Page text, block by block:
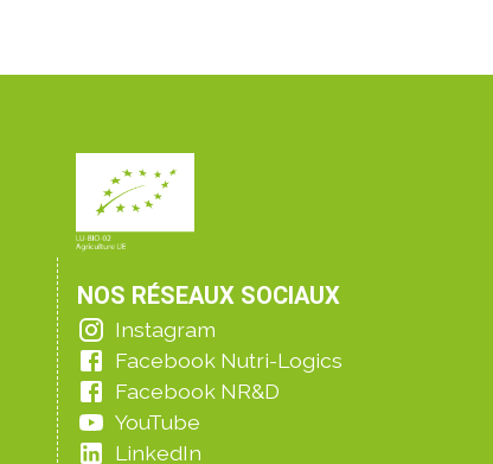
NOS RÉSEAUX SOCIAUX
Instagram
Facebook Nutri-Logics
Facebook NR&D
YouTube
LinkedIn